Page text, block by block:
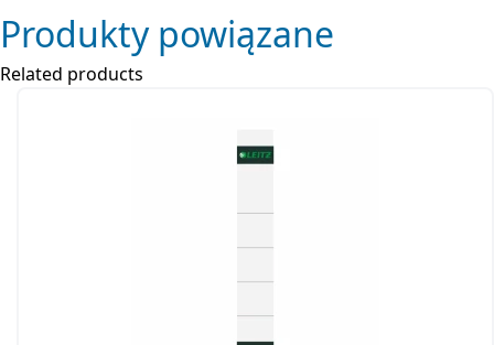
Produkty powiązane
Related products